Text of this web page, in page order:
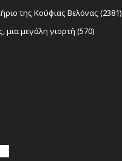
της Κούφιας Βελόνας (2381)
μεγάλη γιορτή (570)